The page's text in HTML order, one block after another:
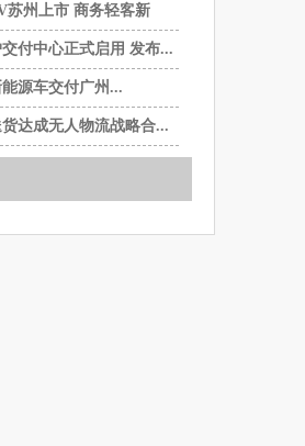
苏州上市 商务轻客新
付中心正式启用 发布...
源车交付广州...
达成无人物流战略合...